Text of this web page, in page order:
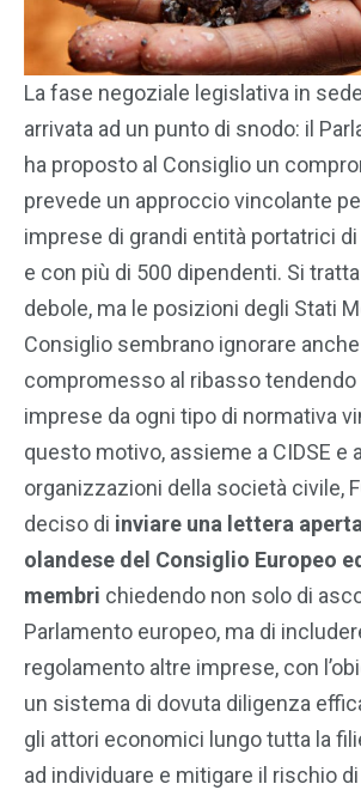
La fase negoziale legislativa in
arrivata ad un punto di snodo: il
ha proposto al Consiglio un
prevede un approccio vincolante
imprese di grandi entità portatrici
e con più di 500 dipendenti. Si
debole, ma le posizioni degli Stati
Consiglio sembrano ignorare
compromesso al ribasso tendendo
imprese da ogni tipo di normativa
questo motivo, assieme a CIDSE e
organizzazioni della società civile,
deciso di inviare una lettera
olandese del Consiglio Europeo
membri chiedendo non solo di
Parlamento europeo, ma di
regolamento altre imprese, con
un sistema di dovuta diligenza
gli attori economici lungo tutta la
ad individuare e mitigare il rischio